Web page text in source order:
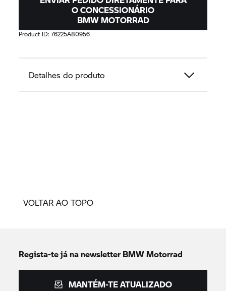
O CONCESSIONÁRIO
BMW MOTORRAD
Product ID:76225A80956
Detalhes do produto
VOLTAR AO TOPO
Regista-te já na newsletterBMW Motorrad
MANTÉM-TE ATUALIZADO